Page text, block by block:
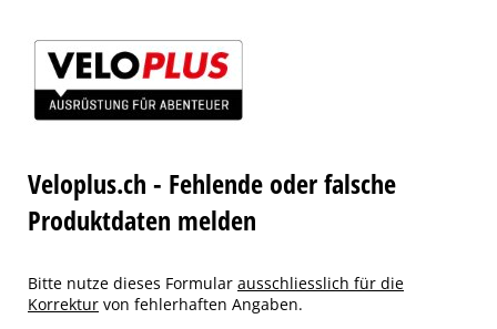
Veloplus.ch - Fehlende oder falsche
Produktdaten melden
Bitte nutze dieses Formular ausschliesslich für die
Korrektur von fehlerhaften Angaben.